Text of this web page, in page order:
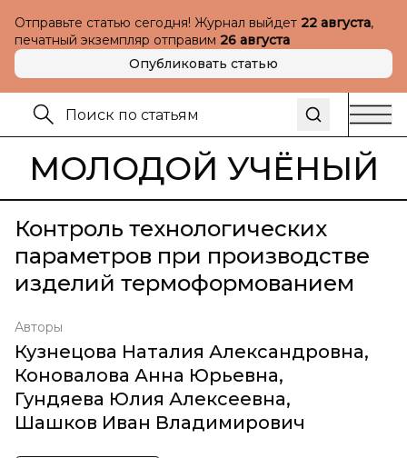
Отправьте статью сегодня! Журнал выйдет 22 августа,
печатный экземпляр отправим 26 августа
Опубликовать статью
МОЛОДОЙ УЧЁНЫЙ
Контроль технологических
параметров при производстве
изделий термоформованием
Авторы
Кузнецова Наталия Александровна,
Коновалова Анна Юрьевна,
Гундяева Юлия Алексеевна,
Шашков Иван Владимирович